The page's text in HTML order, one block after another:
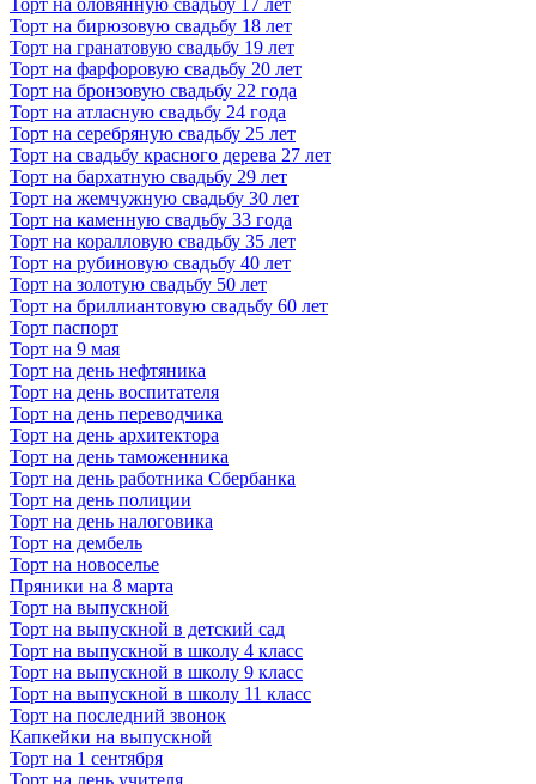
Торт на оловянную свадьбу 17 лет
Торт на бирюзовую свадьбу 18 лет
Торт на гранатовую свадьбу 19 лет
Торт на фарфоровую свадьбу 20 лет
Торт на бронзовую свадьбу 22 года
Торт на атласную свадьбу 24 года
Торт на серебряную свадьбу 25 лет
Торт на свадьбу красного дерева 27 лет
Торт на бархатную свадьбу 29 лет
Торт на жемчужную свадьбу 30 лет
Торт на каменную свадьбу 33 года
Торт на коралловую свадьбу 35 лет
Торт на рубиновую свадьбу 40 лет
Торт на золотую свадьбу 50 лет
Торт на бриллиантовую свадьбу 60 лет
Торт паспорт
Торт на 9 мая
Торт на день нефтяника
Торт на день воспитателя
Торт на день переводчика
Торт на день архитектора
Торт на день таможенника
Торт на день работника Сбербанка
Торт на день полиции
Торт на день налоговика
Торт на дембель
Торт на новоселье
Пряники на 8 марта
Торт на выпускной
Торт на выпускной в детский сад
Торт на выпускной в школу 4 класс
Торт на выпускной в школу 9 класс
Торт на выпускной в школу 11 класс
Торт на последний звонок
Капкейки на выпускной
Торт на 1 сентября
Торт на день учителя